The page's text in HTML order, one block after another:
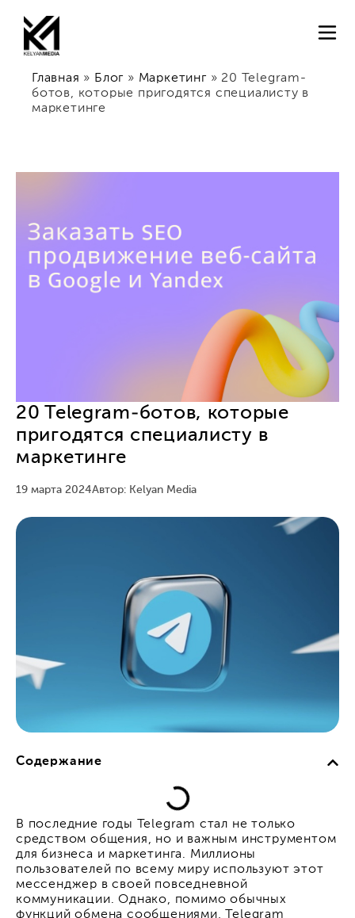
Главная » Блог » Маркетинг» 20 Telegram-
ботов, которые пригодятся специалисту в
маркетинге
20 Telegram-ботов, которые
пригодятся специалисту в
маркетинге
19 марта 2024Автор: Kelyan Media
Содержание
В последние годы Telegram стал не только
средством общения, но и важным инструментом
для бизнеса и маркетинга. Миллионы
пользователей по всему миру используют этот
мессенджер в своей повседневной
коммуникации. Однако, помимо обычных
функций обмена сообщениями, Telegram